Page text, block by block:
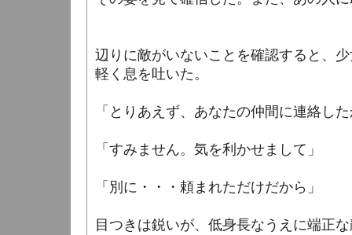
辺りに敵がいないことを確認すると、
軽く息を吐いた。
「とりあえず、あなたの仲間に連絡し
「すみません。気を利かせまして」
「別に・・・頼まれただけだから」
目つきは鋭いが、低身長なうえに端正